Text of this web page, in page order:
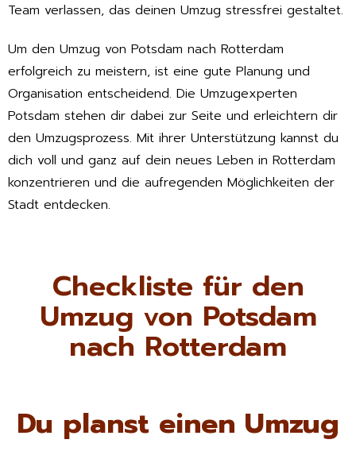
Team verlassen, das deinen Umzug stressfrei gestaltet.
Um den Umzug von Potsdam nach Rotterdam
erfolgreich zu meistern, ist eine gute Planung und
Organisation entscheidend. Die Umzugexperten
Potsdam stehen dir dabei zur Seite und erleichtern dir
den Umzugsprozess. Mit ihrer Unterstützung kannst du
dich voll und ganz auf dein neues Leben in Rotterdam
konzentrieren und die aufregenden Möglichkeiten der
Stadt entdecken.
Checkliste für den
Umzug von Potsdam
nach Rotterdam
Du planst einen Umzug